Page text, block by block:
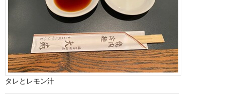
タレとレモン汁